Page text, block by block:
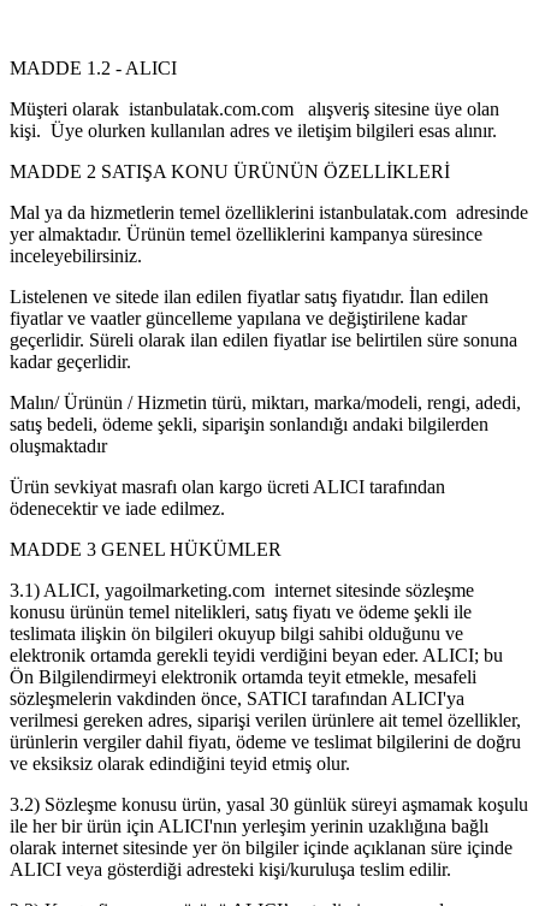
MADDE 1.2 - ALICI
Müşteri olarak istanbulatak.com.com alışveriş sitesine üye olan
kişi. Üye olurken kullanılan adres ve iletişim bilgileri esas alınır.
MADDE 2 SATIŞA KONU ÜRÜNÜN ÖZELLİKLERİ
Mal ya da hizmetlerin temel özelliklerini istanbulatak.com adresinde
yer almaktadır. Ürünün temel özelliklerini kampanya süresince
inceleyebilirsiniz.
Listelenen ve sitede ilan edilen fiyatlar satış fiyatıdır. İlan edilen
fiyatlar ve vaatler güncelleme yapılana ve değiştirilene kadar
geçerlidir. Süreli olarak ilan edilen fiyatlar ise belirtilen süre sonuna
kadar geçerlidir.
Malın/ Ürünün / Hizmetin türü, miktarı, marka/modeli, rengi, adedi,
satış bedeli, ödeme şekli, siparişin sonlandığı andaki bilgilerden
oluşmaktadır
Ürün sevkiyat masrafı olan kargo ücreti ALICI tarafından
ödenecektir ve iade edilmez.
MADDE 3 GENEL HÜKÜMLER
3.1) ALICI, yagoilmarketing.com internet sitesinde sözleşme
konusu ürünün temel nitelikleri, satış fiyatı ve ödeme şekli ile
teslimata ilişkin ön bilgileri okuyup bilgi sahibi olduğunu ve
elektronik ortamda gerekli teyidi verdiğini beyan eder. ALICI; bu
Ön Bilgilendirmeyi elektronik ortamda teyit etmekle, mesafeli
sözleşmelerin vakdinden önce, SATICI tarafından ALICI'ya
verilmesi gereken adres, siparişi verilen ürünlere ait temel özellikler,
ürünlerin vergiler dahil fiyatı, ödeme ve teslimat bilgilerini de doğru
ve eksiksiz olarak edindiğini teyid etmiş olur.
3.2) Sözleşme konusu ürün, yasal 30 günlük süreyi aşmamak koşulu
ile her bir ürün için ALICI'nın yerleşim yerinin uzaklığına bağlı
olarak internet sitesinde yer ön bilgiler içinde açıklanan süre içinde
ALICI veya gösterdiği adresteki kişi/kuruluşa teslim edilir.